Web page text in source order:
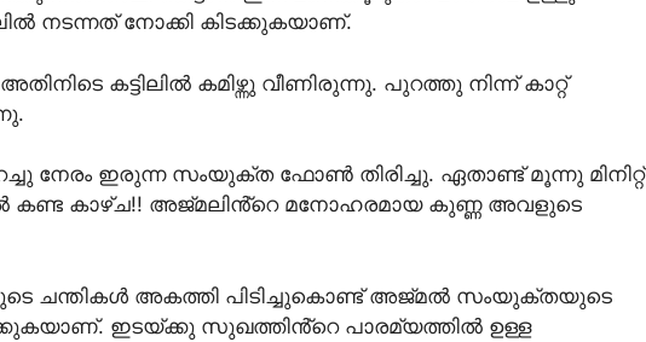
നടന്നത് നോക്കി കിടക്കുകയാണ്.
കട്ടിലിൽ കമിഴ്ന്നു വീണിരുന്നു. പുറത്തു നിന്ന് കാറ്റ്
നേരം ഇരുന്ന സംയുക്ത ഫോൺ തിരിച്ചു. ഏതാണ്ട് മൂന്നു മിനിറ്റ്
കണ്ട കാഴ്ച!! അജ്മലിൻ്റെ മനോഹരമായ കുണ്ണ അവളുടെ
ചന്തികൾ അകത്തി പിടിച്ചുകൊണ്ട് അജ്മൽ സംയുക്തയുടെ
ഇടയ്ക്കു സുഖത്തിൻ്റെ പാരമ്യത്തിൽ ഉള്ള